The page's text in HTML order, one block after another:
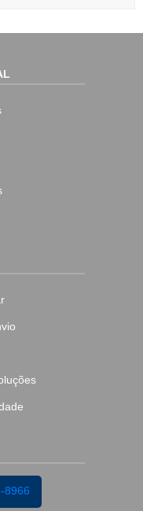
8966